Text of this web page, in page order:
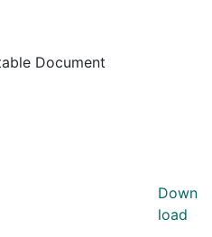
Document
Down
load